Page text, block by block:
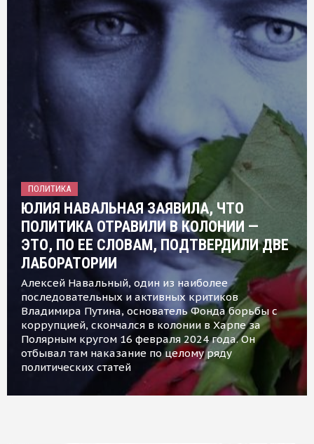
ПОЛИТИКА
ЮЛИЯ НАВАЛЬНАЯ ЗАЯВИЛА, ЧТО
ПОЛИТИКА ОТРАВИЛИ В КОЛОНИИ —
ЭТО, ПО ЕЕ СЛОВАМ, ПОДТВЕРДИЛИ ДВЕ
ЛАБОРАТОРИИ
Алексей Навальный, один из наиболее
последовательных и активных критиков
Владимира Путина, основатель Фонда борьбы с
коррупцией, скончался в колонии в Харпе за
Полярным кругом 16 февраля 2024 года. Он
отбывал там наказание по целому ряду
политических статей